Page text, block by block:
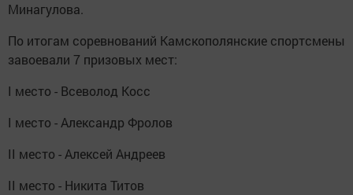
Минагулова.
По итогам соревнований Камскополянские спортсмены
завоевали 7 призовых мест:
I место - Всеволод Косс
I место - Александр Фролов
II место - Алексей Андреев
II место - Никита Титов